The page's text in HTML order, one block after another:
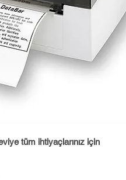
tüm ihtiyaçlarınız için